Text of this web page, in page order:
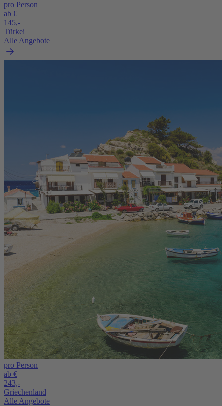
pro Person
ab €
145,-
Türkei
Alle Angebote
pro Person
ab €
243,-
Griechenland
Alle Angebote